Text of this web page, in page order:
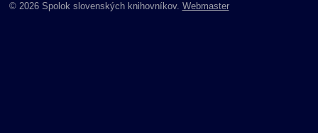
© 2026 Spolok slovenských knihovníkov. Webmaster